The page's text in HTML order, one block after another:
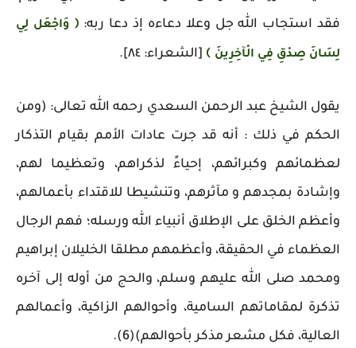
فقد استجاب الله جل وعلا دعاءه إذ دعا ربه: ﴿ وَاجْعَل لِي
لِسَانَ صِدْقِ فِي الْآخِرِينَ ﴾ [الشعراء: ٨٤].
يقول الشيخ عبد الرحمن السعدي رحمه الله تعالى: (ومن
الحكم في ذلك : أنه قد جرت عادات الأمم بقيام التذكار
لعظمائهم وكبرائهم، إحياءً لذكراهم، وتعظيما لهم،
وإشادة بمجدهم و مآثرهم، وتنشيطا للاقتداء بأعمالهم،
وأعظم الخلق على الإطلاق أنبياء الله ورسله؛ فهم الرجال
العظماء في الحقيقة، وأعظمهم مطلقا الخليلان إبراهيم
ومحمد صلى الله عليهم وسلم، والحج من أوله إلى آخره
تذكرة لمقاماتهم السامية، وأحوالهم الزاكية، وأعمالهم
العالية، فكل مشعر مذكر بأحوالهم)(6).